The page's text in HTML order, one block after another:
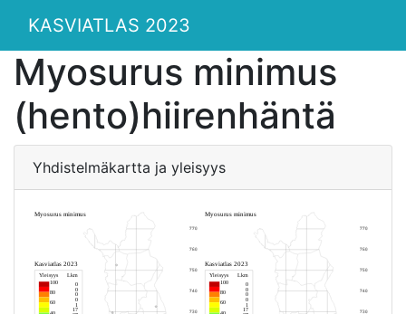
KASVIATLAS 2023
Myosurus minimus
(hento)hiirenhäntä
Yhdistelmäkartta ja yleisyys